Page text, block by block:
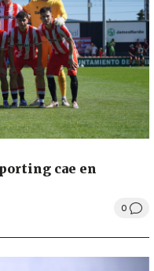
cae en
0